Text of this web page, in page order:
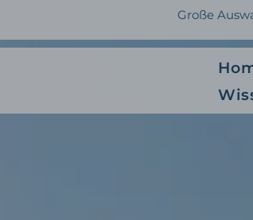
springen
Große